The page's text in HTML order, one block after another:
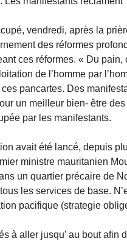
vendredi, après la
des réformes
ces réformes. « Du
de l’homme par
ces pancartes. Des
un meilleur bien- être
par les manifestants.
avait été lancé, depuis
ministre mauritanien
un quartier précaire de
les services de base.
pacifique (strategie
à aller jusqu’ au bout afin